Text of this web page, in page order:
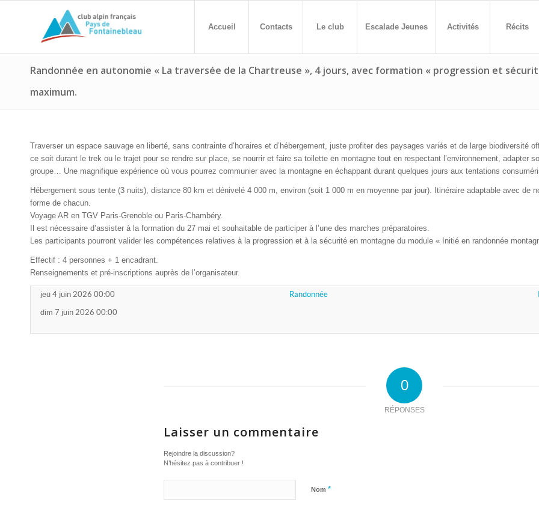
Accueil Contacts Le club Escalade Jeunes Activités Récits
Randonnée en autonomie « La traversée de la Chartreuse », 4 jours, avec formation « progression et
maximum.
Traverser un espace sauvage en liberté, sans contrainte d’horaires et d’hébergement, juste profiter des paysages variés et de large biodiversité
ce soit durant le trek ou le trajet pour se rendre sur place, se nourrir et faire sa toilette en montagne tout en respectant l’environnement, adapter
groupe… Une magnifique expérience où vous pourrez communier avec la montagne en échappant durant quelques jours aux tentations
Hébergement sous tente (3 nuits), distance 80 km et dénivelé 4 000 m, environ (soit 1 000 m en moyenne par jour). Itinéraire adaptable avec de
forme de chacun.
Voyage AR en TGV Paris-Grenoble ou Paris-Chambéry.
Il est nécessaire d’assister à la formation du 27 mai et souhaitable de participer à l’une des marches préparatoires.
Les participants pourront valider les compétences relatives à la progression et à la sécurité en montagne du module « Initié en randonnée
Effectif : 4 personnes + 1 encadrant.
Renseignements et pré-inscriptions auprès de l’organisateur.
jeu 4 juin 2026 00:00
dim 7 juin 2026 00:00
Randonnée
0
RÉPONSES
Laisser un commentaire
Rejoindre la discussion?
N’hésitez pas à contribuer !
Nom *